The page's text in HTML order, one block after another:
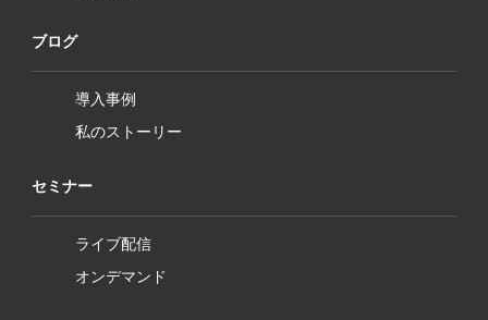
ブログ
導入事例
私のストーリー
セミナー
ライブ配信
オンデマンド